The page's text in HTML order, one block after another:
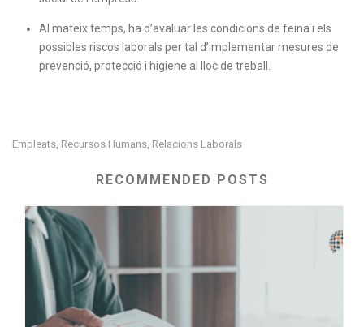
Al mateix temps, ha d’avaluar les condicions de feina i els
possibles riscos laborals per tal d’implementar mesures de
prevenció, protecció i higiene al lloc de treball.
Empleats Recursos Humans Relacions Laborals
RECOMMENDED POSTS